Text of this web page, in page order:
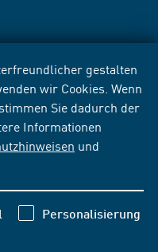
gestalten
wir Cookies. Wenn
Sie dadurch der
Informationen
und
Personalisierung